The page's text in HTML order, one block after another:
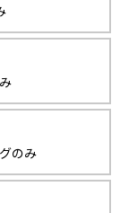
のみ